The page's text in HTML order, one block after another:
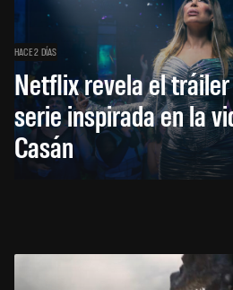
HACE 2 DÍAS
Netflix revela el
serie inspirada en la
Casán